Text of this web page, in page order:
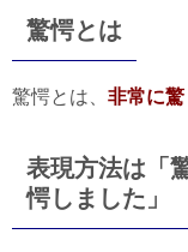
驚愕とは
驚愕とは、 非常に驚
表現方法は「
愕しました」